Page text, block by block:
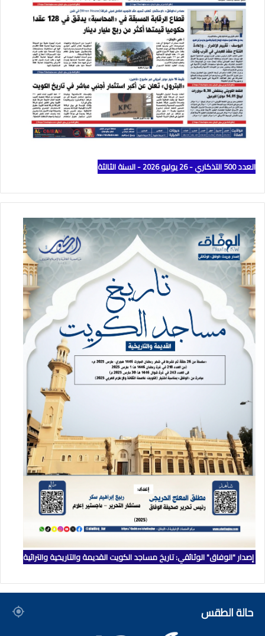
العدد 500 التذكاري - 26 يوليو 2026 - السنة الثالثة
إصدار "الوفاق" الوثائقي: تاريخ مساجد الكويت القديمة والتاريخية والتراثية
حالة الطقس